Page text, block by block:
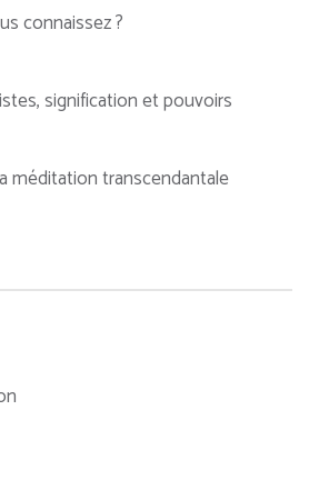
connaissez ?
signification et pouvoirs
méditation transcendantale